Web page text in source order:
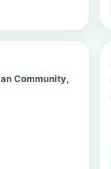
Community,